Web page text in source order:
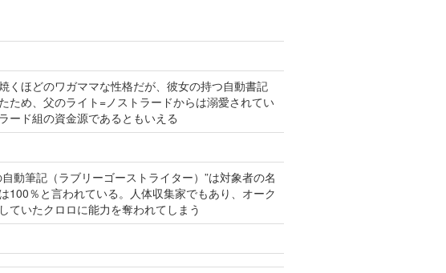
くほどのワガママな性格だが、彼女の持つ自動書記
ため、父のライト=ノストラードからは溺愛されてい
ード組の資金源であるともいえる
動筆記（ラブリーゴーストライター）”は対象者の名
100％と言われている。人体収集家でもあり、オーク
ていたクロロに能力を奪われてしまう